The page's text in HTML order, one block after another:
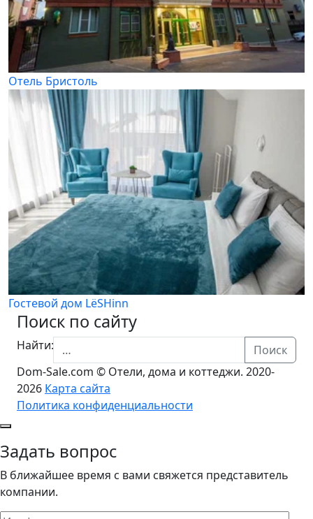
Отель Бристоль
Гостевой дом LёSHinn
Поиск по сайту
Найти:
Поиск
Dom-Sale.com © Отели, дома и коттеджи. 2020-
2026 Карта сайта
Политика конфиденциальности
Задать вопрос
В ближайшее время с вами свяжется представитель
компании.